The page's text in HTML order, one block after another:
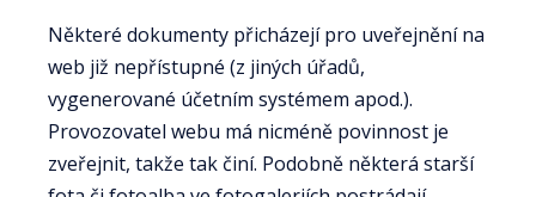
Některé dokumenty přicházejí pro uveřejnění na
web již nepřístupné (z jiných úřadů,
vygenerované účetním systémem apod.).
Provozovatel webu má nicméně povinnost je
zveřejnit, takže tak činí. Podobně některá starší